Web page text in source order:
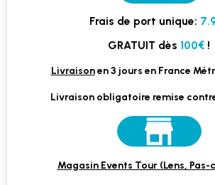
Frais de port unique:
GRATUIT dès 100€ !
Livraisonen 3 jours en France
Livraison obligatoire remise
Magasin Events Tour (Lens,